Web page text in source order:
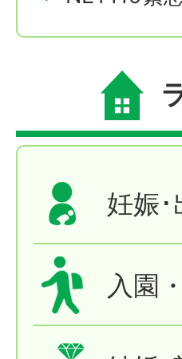
妊娠･
入園